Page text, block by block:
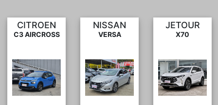
NISSAN
VERSA
JETOUR
X70
SUZUKI
DZIRE